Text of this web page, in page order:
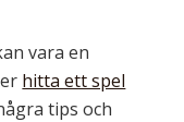
vara en
hitta ett spel
tips och